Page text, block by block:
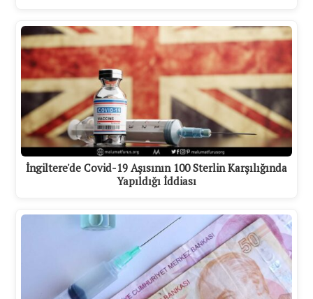
İngiltere'de Covid-19 Aşısının 100 Sterlin Karşılığında
Yapıldığı İddiası